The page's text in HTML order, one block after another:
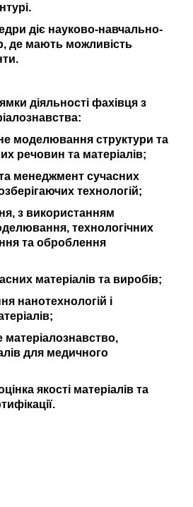
діє науково-навчально-
де мають можливість
діяльності фахівця з
структури та
речовин та матеріалів;
сучасних
технологій;
з використанням
технологічних
та оброблення
матеріалів та виробів;
і
для медичного
якості матеріалів та